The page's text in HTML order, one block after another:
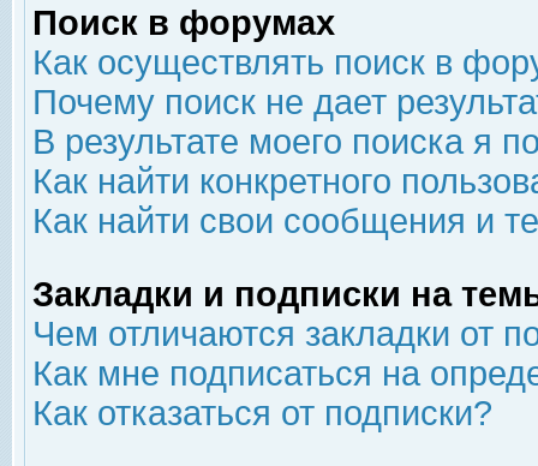
Поиск в форумах
Как осуществлять поиск в
Почему поиск не дает
В результате моего поиска я
Как найти конкретного
Как найти свои сообщения и
Закладки и подписки на
Чем отличаются закладки от
Как мне подписаться на
Как отказаться от подписки?